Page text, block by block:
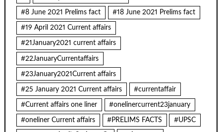
#8 June 2021 Prelims fact #18 June 2021 Prelims fact
#19 April 2021 Current affairs
#21January2021 current affairs
#22JanuaryCurrentaffairs
#23January2021Current affairs
#25 January 2021 Current affairs #currentaffair
#Current affairs one liner #onelinercurrent23january
#oneliner Current affairs #PRELIMS FACTS #UPSC